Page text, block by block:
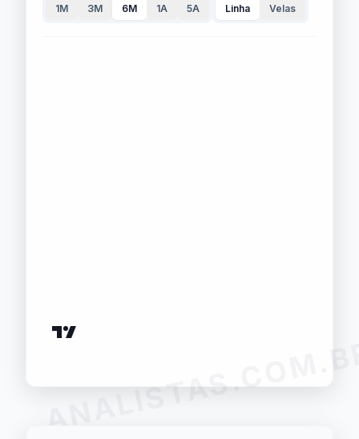
1M 3M 6M 1A 5A Linha Velas